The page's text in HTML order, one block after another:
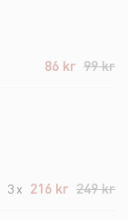
86 kr 99 kr
3 x 216 kr 249 kr